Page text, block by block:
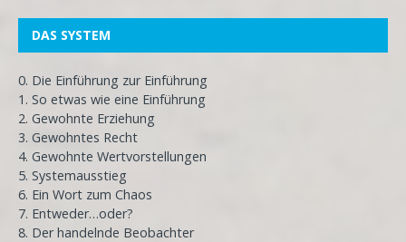
DAS SYSTEM
0. Die Einführung zur Einführung
1. So etwas wie eine Einführung
2. Gewohnte Erziehung
3. Gewohntes Recht
4. Gewohnte Wertvorstellungen
5. Systemausstieg
6. Ein Wort zum Chaos
7. Entweder…oder?
8. Der handelnde Beobachter